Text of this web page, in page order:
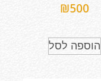
₪500
הוספה לסל